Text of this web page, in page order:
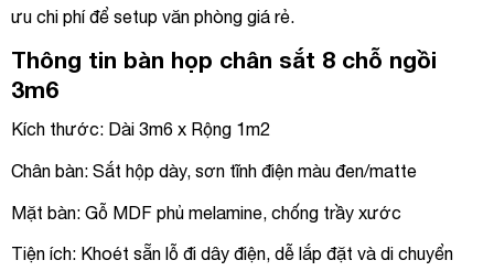
ưu chi phí để setup văn phòng giá rẻ.
Thông tin bàn họp chân sắt 8 chỗ ngồi
3m6
Kích thước: Dài 3m6 x Rộng 1m2
Chân bàn: Sắt hộp dày, sơn tĩnh điện màu đen/matte
Mặt bàn: Gỗ MDF phủ melamine, chống trầy xước
Tiện ích: Khoét sẵn lỗ đi dây điện, dễ lắp đặt và di chuyển